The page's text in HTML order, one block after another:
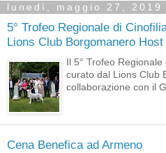
lunedì, maggio 27, 2019
5° Trofeo Regionale di
Lions Club Borgomanero Host
Il 5° Trofeo Regionale
curato dal Lions Club
collaborazione con il
Cena Benefica ad Armeno